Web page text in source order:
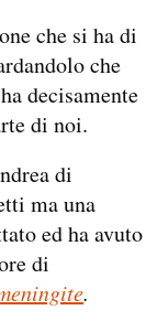
che si ha di
che
decisamente
di noi.
di
ma una
ed ha avuto
di
.